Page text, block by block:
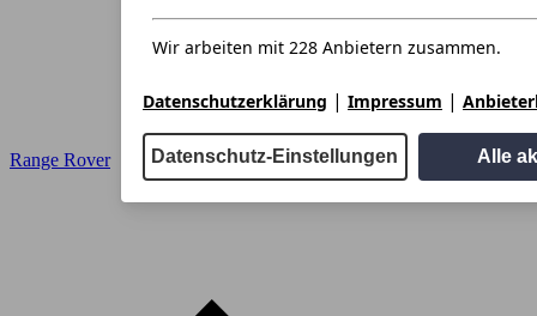
Range Rover
Wir arbeiten mit 228 Anbietern zusammen.
Datenschutzerklärung | Impressum |
Datenschutz-Einstellungen Alle